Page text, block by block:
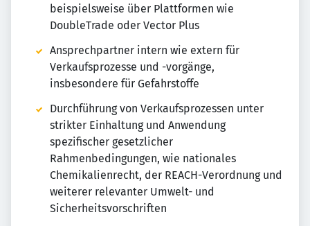
beispielsweise über Plattformen wie
DoubleTrade oder Vector Plus
Ansprechpartner intern wie extern für
Verkaufsprozesse und -vorgänge,
insbesondere für Gefahrstoffe
Durchführung von Verkaufsprozessen unter
strikter Einhaltung und Anwendung
spezifischer gesetzlicher
Rahmenbedingungen, wie nationales
Chemikalienrecht, der REACH-Verordnung und
weiterer relevanter Umwelt- und
Sicherheitsvorschriften